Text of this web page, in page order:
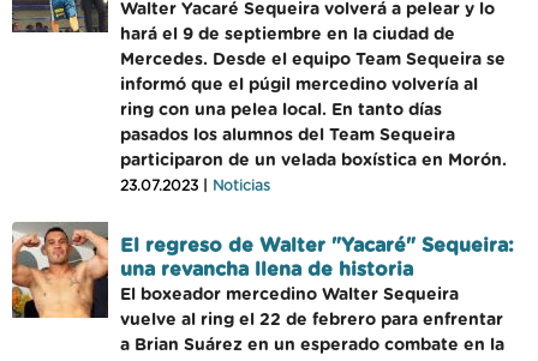
Walter Yacaré Sequeira volverá a pelear y lo
hará el 9 de septiembre en la ciudad de
Mercedes. Desde el equipo Team Sequeira se
informó que el púgil mercedino volvería al
ring con una pelea local. En tanto días
pasados los alumnos del Team Sequeira
participaron de un velada boxística en Morón.
23.07.2023 | Noticias
El regreso de Walter "Yacaré" Sequeira:
una revancha llena de historia
El boxeador mercedino Walter Sequeira
vuelve al ring el 22 de febrero para enfrentar
a Brian Suárez en un esperado combate en la